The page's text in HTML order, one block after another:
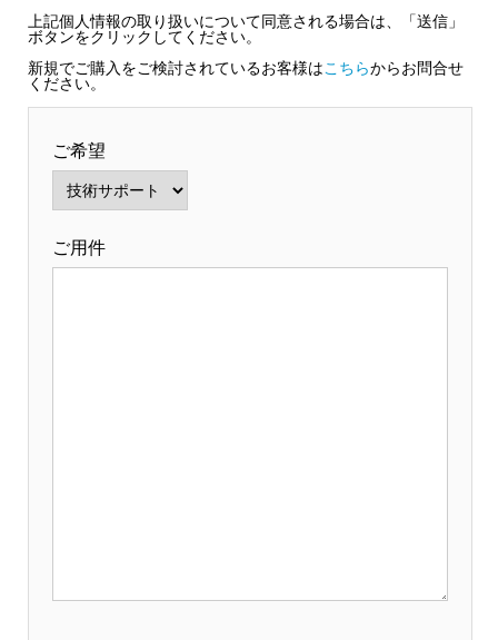
上記個人情報の取り扱いについて同意される場合は、「送信」
ボタンをクリックしてください。
新規でご購入をご検討されているお客様はこちらからお問合せ
ください。
ご希望
ご用件